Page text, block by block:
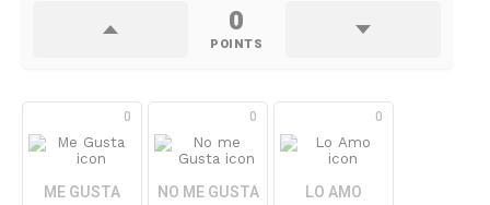
0
POINTS
0
ME GUSTA
0
NO ME GUSTA
0
LO AMO